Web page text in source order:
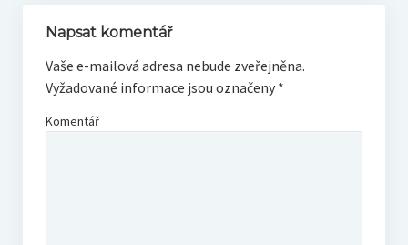
Napsat komentář
Vaše e-mailová adresa nebude zveřejněna.
Vyžadované informace jsou označeny *
Komentář